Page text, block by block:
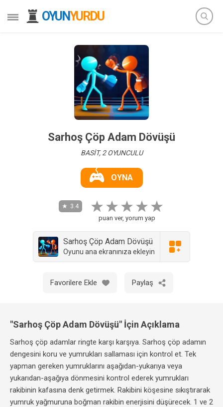
OYUNYURDU
Sarhoş Çöp Adam Dövüşü
BASİT, 2 OYUNCULU
OYNA
3.4
puan ver, yorum yap
Sarhoş Çöp Adam Dövüşü
Oyunu ana ekranınıza ekleyin
Favorilere Ekle Paylaş
"Sarhoş Çöp Adam Dövüşü" İçin Açıklama
Sarhoş çöp adamlar ringte karşı karşıya. Sarhoş çöp adamın
dengesini koru ve yumrukları sallaması için kontrol et. Tek
yapman gereken yumruklarını aşağıdan-yukarıya veya
yukarıdan-aşağıya dönmesini kontrol ederek yumrukları
rakibinin kafasına denk getirmek. Rakibini köşesine sıkıştırarak
yumruk yağmuruna boğman rakibin enerjisini düşürecek. 1 ve 2